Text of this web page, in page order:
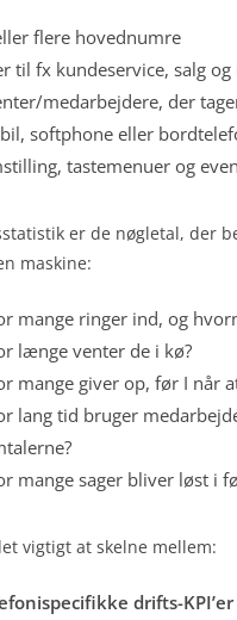
flere hovednumre
til fx kundeservice, salg
medarbejdere, der
softphone eller
tastemenuer og
er de nøgletal, der
maskine:
mange ringer ind, og
længe venter de i kø?
mange giver op, før I når
lang tid bruger
mange sager bliver løst i
vigtigt at skelne mellem:
drifts-KPI’er